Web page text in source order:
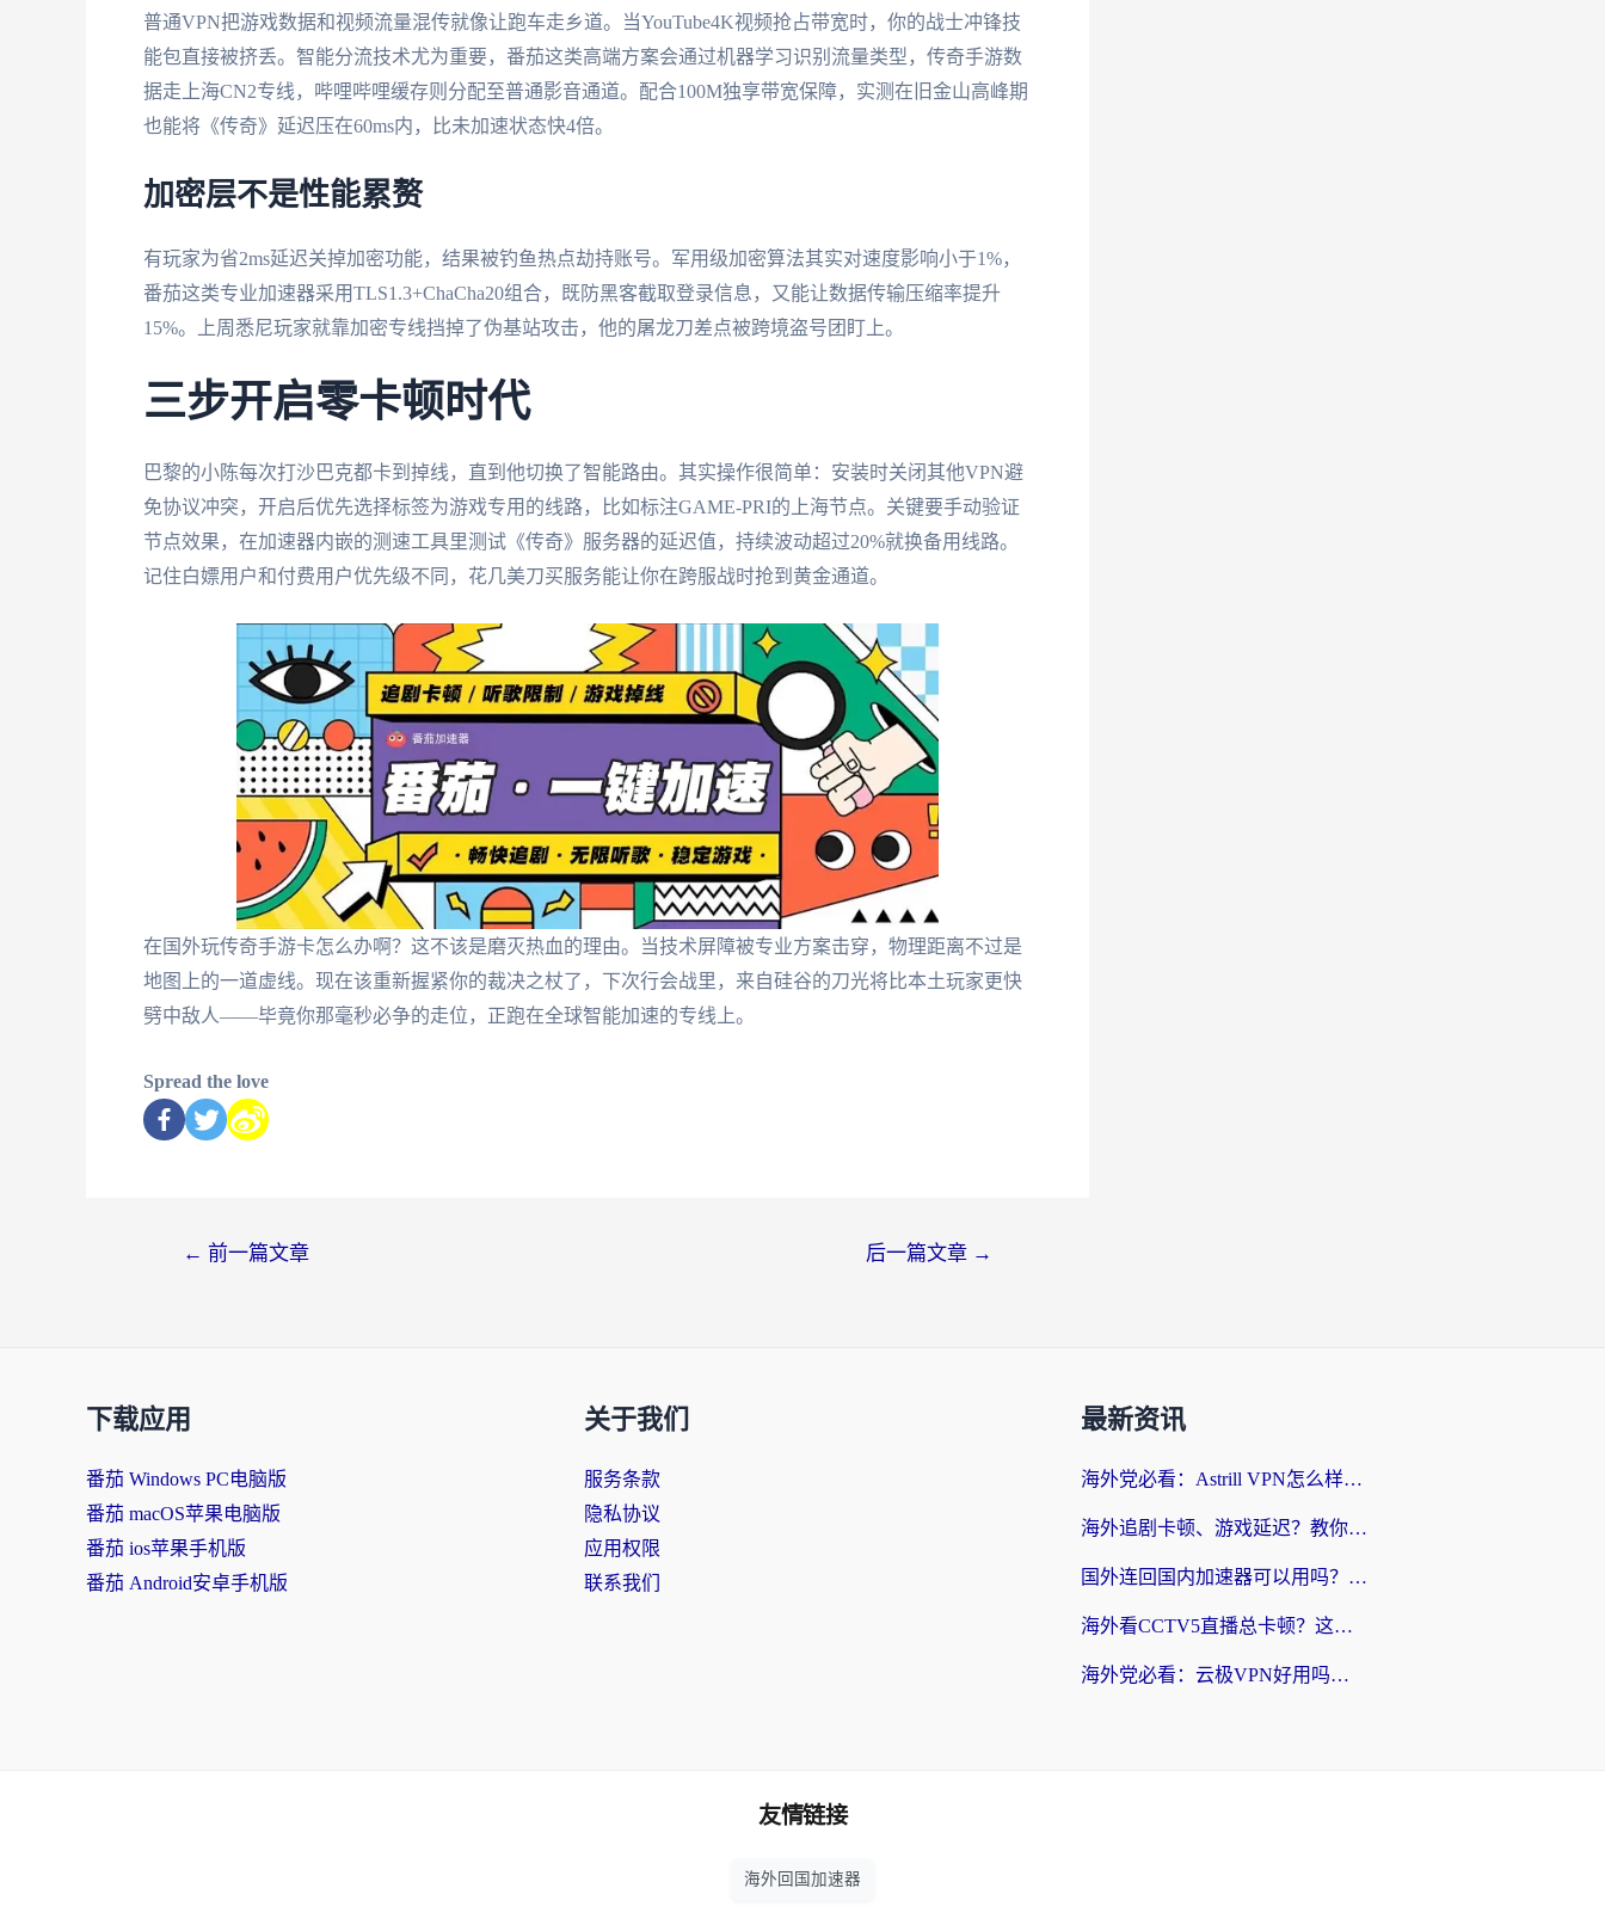
普通VPN把游戏数据和视频流量混传就像让跑车走乡道。当YouTube4K视频抢占带宽时，你的战士冲锋技
能包直接被挤丢。智能分流技术尤为重要，番茄这类高端方案会通过机器学习识别流量类型，传奇手游数
据走上海CN2专线，哔哩哔哩缓存则分配至普通影音通道。配合100M独享带宽保障，实测在旧金山高峰期
也能将《传奇》延迟压在60ms内，比未加速状态快4倍。
加密层不是性能累赘
有玩家为省2ms延迟关掉加密功能，结果被钓鱼热点劫持账号。军用级加密算法其实对速度影响小于1%，
番茄这类专业加速器采用TLS1.3+ChaCha20组合，既防黑客截取登录信息，又能让数据传输压缩率提升
15%。上周悉尼玩家就靠加密专线挡掉了伪基站攻击，他的屠龙刀差点被跨境盗号团盯上。
三步开启零卡顿时代
巴黎的小陈每次打沙巴克都卡到掉线，直到他切换了智能路由。其实操作很简单：安装时关闭其他VPN避
免协议冲突，开启后优先选择标签为游戏专用的线路，比如标注GAME-PRI的上海节点。关键要手动验证
节点效果，在加速器内嵌的测速工具里测试《传奇》服务器的延迟值，持续波动超过20%就换备用线路。
记住白嫖用户和付费用户优先级不同，花几美刀买服务能让你在跨服战时抢到黄金通道。
在国外玩传奇手游卡怎么办啊？这不该是磨灭热血的理由。当技术屏障被专业方案击穿，物理距离不过是
地图上的一道虚线。现在该重新握紧你的裁决之杖了，下次行会战里，来自硅谷的刀光将比本土玩家更快
劈中敌人——毕竟你那毫秒必争的走位，正跑在全球智能加速的专线上。
Spread the love
← 前一篇文章 后一篇文章 →
下载应用
番茄 Windows PC电脑版
番茄 macOS苹果电脑版
番茄 ios苹果手机版
番茄 Android安卓手机版
关于我们
服务条款
隐私协议
应用权限
联系我们
最新资讯
海外党必看：Astrill VPN怎么样？3步选对回国加速器实现无缝刷剧玩游戏
海外追剧卡顿、游戏延迟？教你选回国加速器，附免费加速器试用一小时福利
国外连回国内加速器可以用吗？海外党亲测实用指南，解决追剧游戏卡顿难题
海外看CCTV5直播总卡顿？这篇指南教你选对回国加速器，无缝刷国内资源
海外党必看：云极VPN好用吗？和uuVPN对比哪个回国效果更好？附真实体验+避坑指南
友情链接
海外回国加速器